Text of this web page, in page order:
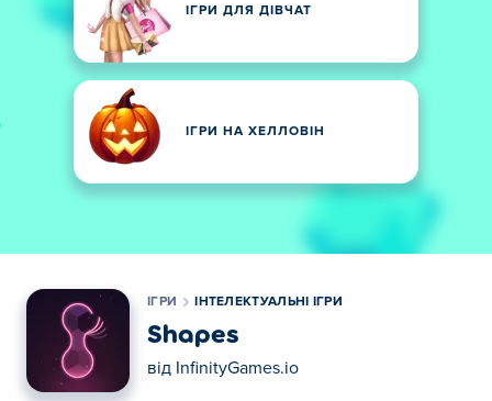
ІГРИ ДЛЯ ДІВЧАТ
ІГРИ НА ХЕЛЛОВІН
ІГРИ ІНТЕЛЕКТУАЛЬНІ ІГРИ
Shapes
від InfinityGames.io